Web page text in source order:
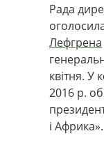
Рада
Лефгрена
квітня. У
2016 р.
і Африка».